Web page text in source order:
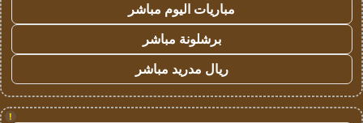
مباريات اليوم مباشر
برشلونة مباشر
ريال مدريد مباشر
!